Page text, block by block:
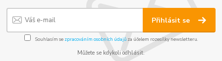
Přihlásit se
Souhlasím se zpracováním osobních údajůza účelem rozesílky newsletteru.
Můžete se kdykoli odhlásit.